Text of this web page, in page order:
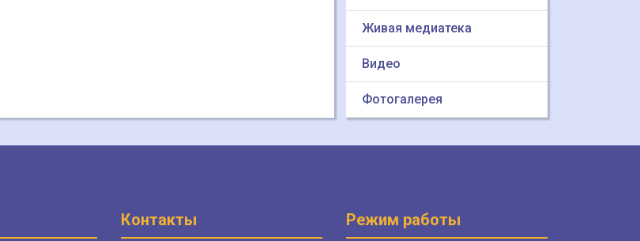
Живая медиатека
Видео
Фотогалерея
Контакты Режим работы